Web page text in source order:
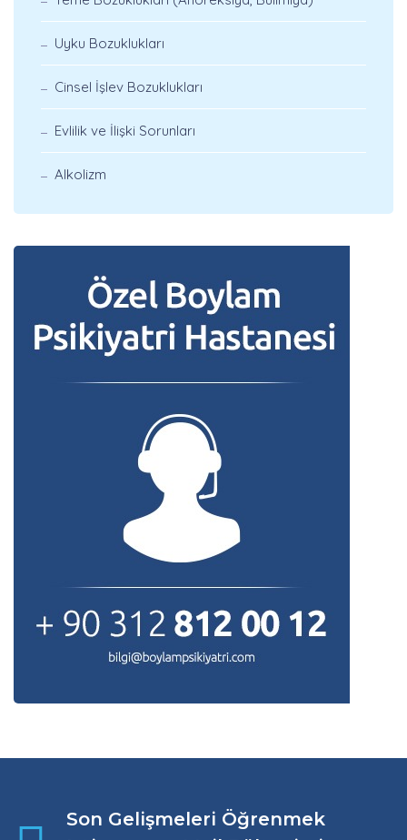
Uyku Bozuklukları
Cinsel İşlev Bozuklukları
Evlilik ve İlişki Sorunları
Alkolizm
Son Gelişmeleri Öğrenmek